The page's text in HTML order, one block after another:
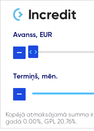
Avanss, EUR
Termiņš, mēn.
Kopējā atmaksājamā summa ir
gadā 0.00%, GPL 20.76%.